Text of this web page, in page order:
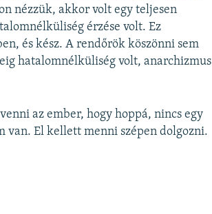
nézzük, akkor volt egy teljesen
érzése volt. Ez
és kész. A rendőrök köszönni sem
hatalomnélküliség volt, anarchizmus
az ember, hogy hoppá, nincs egy
van. El kellett menni szépen dolgozni.